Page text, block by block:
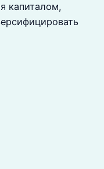
капиталом,